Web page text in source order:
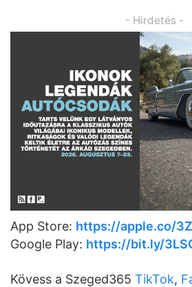
- Hirdetés -
App Store: https://apple.co/
Google Play: https://bit.ly/
Kövess a Szeged365 TikTok,